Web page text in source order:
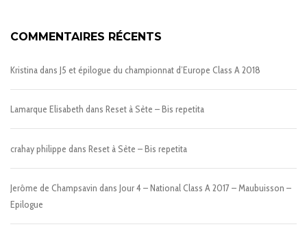
COMMENTAIRES RÉCENTS
Kristinadans J5 et épilogue du championnat d’Europe Class A 2018
Lamarque Elisabeth dans Reset à Sète – Bis repetita
crahay philippe dans Reset à Sète – Bis repetita
Jerôme de Champsavin dans Jour 4 – National Class A 2017 – Maubuisson –
Epilogue